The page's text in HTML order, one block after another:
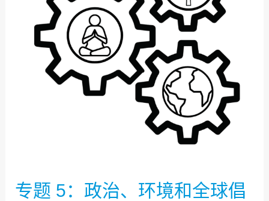
专题 5：政治、环境和全球倡
治、
环
境
和